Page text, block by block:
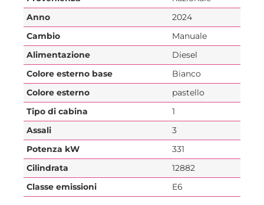
Anno
2024
Cambio
Manuale
Alimentazione
Diesel
Colore esterno base
Bianco
Colore esterno
pastello
Tipo di cabina
1
Assali
3
Potenza kW
331
Cilindrata
12882
Classe emissioni
E6